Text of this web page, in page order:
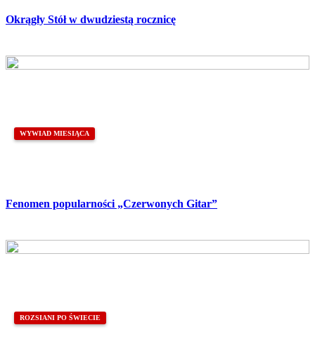
Okrągły Stół w dwudziestą rocznicę
WYWIAD MIESIĄCA
Fenomen popularności „Czerwonych Gitar”
ROZSIANI PO ŚWIECIE